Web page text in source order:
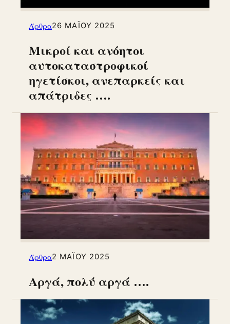
Άρθρα26 ΜΑΪ́ΟΥ 2025
Μικροί και ανόητοι
αυτοκαταστροφικοί
ηγετίσκοι, ανεπαρκείς και
απάτριδες ….
Άρθρα2 ΜΑΪ́ΟΥ 2025
Αργά, πολύ αργά ….